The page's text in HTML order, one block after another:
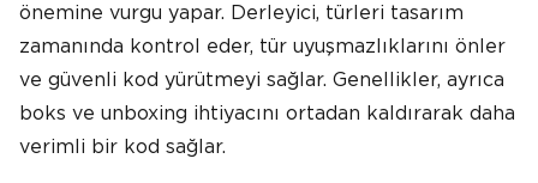
önemine vurgu yapar. Derleyici, türleri tasarım
zamanında kontrol eder, tür uyuşmazlıklarını önler
ve güvenli kod yürütmeyi sağlar. Genellikler, ayrıca
boks ve unboxing ihtiyacını ortadan kaldırarak daha
verimli bir kod sağlar.